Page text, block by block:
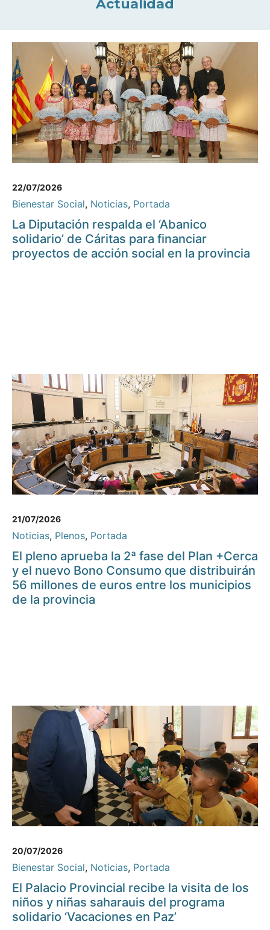
Actualidad
22/07/2026
Bienestar Social, Noticias, Portada
La Diputación respalda el ‘Abanico
solidario’ de Cáritas para financiar
proyectos de acción social en la provincia
21/07/2026
Noticias, Plenos, Portada
El pleno aprueba la 2ª fase del Plan +Cerca
y el nuevo Bono Consumo que distribuirán
56 millones de euros entre los municipios
de la provincia
20/07/2026
Bienestar Social, Noticias, Portada
El Palacio Provincial recibe la visita de los
niños y niñas saharauis del programa
solidario ‘Vacaciones en Paz’